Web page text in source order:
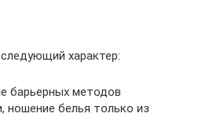
характер:
барьерных методов
ношение белья только из